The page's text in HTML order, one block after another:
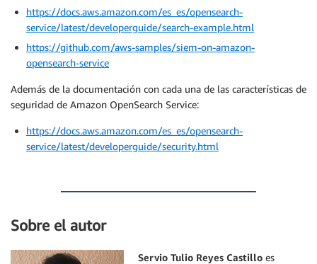
https://docs.aws.amazon.com/es_es/opensearch-
service/latest/developerguide/search-example.html
https://github.com/aws-samples/siem-on-amazon-
opensearch-service
Además de la documentación con cada una de las características de
seguridad de Amazon OpenSearch Service:
https://docs.aws.amazon.com/es_es/opensearch-
service/latest/developerguide/security.html
Sobre el autor
Servio Tulio Reyes Castillo es